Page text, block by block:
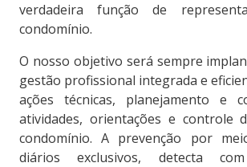
verdadeira função de
condomínio.
O nosso objetivo será sempre
gestão profissional integrada e
ações técnicas, planejamento e
atividades, orientações e controle
condomínio. A prevenção por
diários exclusivos, detecta com